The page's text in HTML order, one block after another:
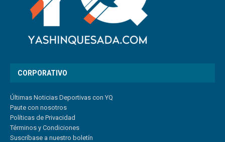
CORPORATIVO
Últimas Noticias Deportivas con YQ
Paute con nosotros
Políticas de Privacidad
Términos y Condiciones
Suscríbase a nuestro boletín